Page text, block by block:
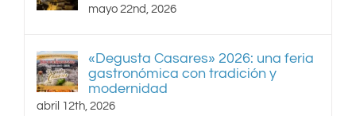
mayo 22nd, 2026
«Degusta Casares» 2026: una feria
gastronómica con tradición y
modernidad
abril 12th, 2026